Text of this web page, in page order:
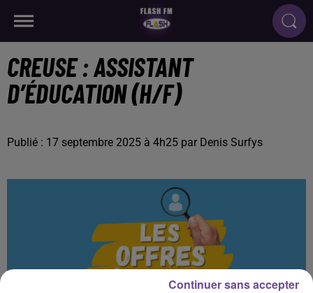
CREUSE : ASSISTANT
D’ÉDUCATION (H/F)
Publié : 17 septembre 2025 à 4h25 par Denis Surfys
Continuer sans accepter